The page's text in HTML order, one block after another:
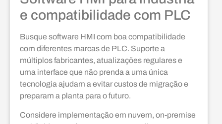
e compatibilidade com PLC
Busque software HMI com boa compatibilidade
com diferentes marcas de PLC. Suporte a
múltiplos fabricantes, atualizações regulares e
uma interface que não prenda a uma única
tecnologia ajudam a evitar custos de migração e
preparam a planta para o futuro.
Considere implementação em nuvem, on-premise